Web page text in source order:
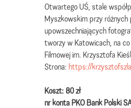
Otwartego UŚ, stale
Myszkowskim przy różnych
upowszechniających
tworzy w Katowicach, na
Filmowej im. Krzysztofa
Strona: https://
Koszt: 80 zł
nr konta PKO Bank Polski